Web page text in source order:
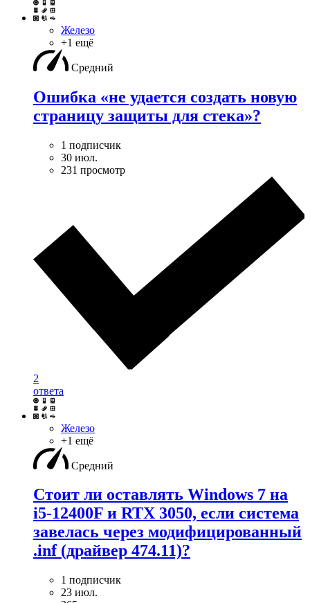
Железо
+1 ещё
Средний
Ошибка «не удается создать новую
страницу защиты для стека»?
1 подписчик
30 июл.
231 просмотр
2
ответа
Железо
+1 ещё
Средний
Стоит ли оставлять Windows 7 на
i5-12400F и RTX 3050, если система
завелась через модифицированный
.inf (драйвер 474.11)?
1 подписчик
23 июл.